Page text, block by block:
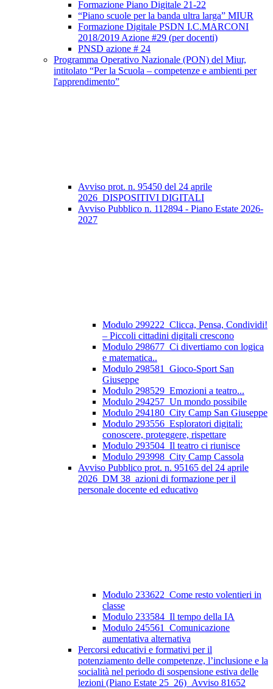
Formazione Piano Digitale 21-22
“Piano scuole per la banda ultra larga” MIUR
Formazione Digitale PSDN I.C.MARCONI
2018/2019 Azione #29 (per docenti)
PNSD azione # 24
Programma Operativo Nazionale (PON) del Miur,
intitolato “Per la Scuola – competenze e ambienti per
l'apprendimento”
Avviso prot. n. 95450 del 24 aprile
2026_DISPOSITIVI DIGITALI
Avviso Pubblico n. 112894 - Piano Estate 2026-
2027
Modulo 299222_Clicca, Pensa, Condividi!
– Piccoli cittadini digitali crescono
Modulo 298677_Ci divertiamo con logica
e matematica..
Modulo 298581_Gioco-Sport San
Giuseppe
Modulo 298529_Emozioni a teatro...
Modulo 294257_Un mondo possibile
Modulo 294180_City Camp San Giuseppe
Modulo 293556_Esploratori digitali:
conoscere, proteggere, rispettare
Modulo 293504_Il teatro ci riunisce
Modulo 293998_City Camp Cassola
Avviso Pubblico prot. n. 95165 del 24 aprile
2026_DM 38_azioni di formazione per il
personale docente ed educativo
Modulo 233622_Come resto volentieri in
classe
Modulo 233584_Il tempo della IA
Modulo 245561_Comunicazione
aumentativa alternativa
Percorsi educativi e formativi per il
potenziamento delle competenze, l’inclusione e la
socialità nel periodo di sospensione estiva delle
lezioni (Piano Estate 25_26)_Avviso 81652